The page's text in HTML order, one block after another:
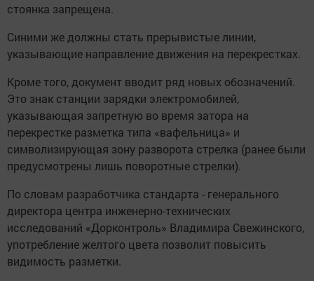
стоянка запрещена.
Синими же должны стать прерывистые линии,
указывающие направление движения на перекрестках.
Кроме того, документ вводит ряд новых обозначений.
Это знак станции зарядки электромобилей,
указывающая запретную во время затора на
перекрестке разметка типа «вафельница» и
символизирующая зону разворота стрелка (ранее были
предусмотрены лишь поворотные стрелки).
По словам разработчика стандарта - генерального
директора центра инженерно-технических
исследований «Дорконтроль» Владимира Свежинского,
употребление желтого цвета позволит повысить
видимость разметки.